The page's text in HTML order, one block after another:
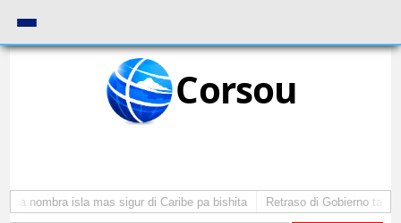
Corsou
nombra isla mas sigur di Caribe pa bishita Retraso di Gobierno ta